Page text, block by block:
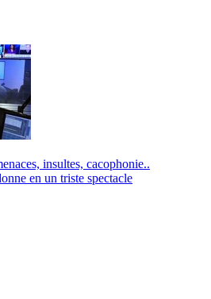
insultes, cacophonie..
en un triste spectacle